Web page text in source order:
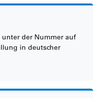
der Nummer auf
in deutscher